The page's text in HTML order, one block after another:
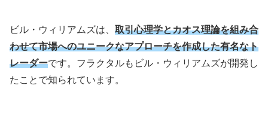
ビル・ウィリアムズは、 取引心理学とカオス理論を組み合
わせて市場へのユニークなアプローチを作成した有名なト
レーダーです。フラクタルもビル・ウィリアムズが開発し
たことで知られています。